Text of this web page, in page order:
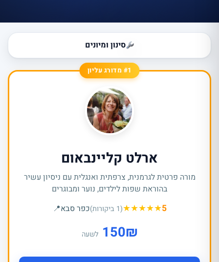
סינון ומיונים
#1 מדורג עליון
ארלט קליינבאום
מורה פרטית לגרמנית, צרפתית ואנגלית עם ניסיון עשיר
בהוראת שפות לילדים, נוער ומבוגרים
(1 ביקורות)★★★★★5 כפר סבא📍
₪
150 לשעה